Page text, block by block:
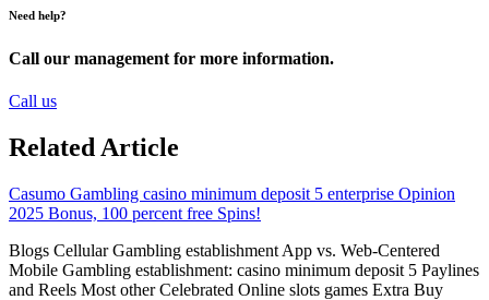
Need help?
Call our management for more information.
Call us
Related Article
Casumo Gambling casino minimum deposit 5 enterprise Opinion
2025 Bonus, 100 percent free Spins!
Blogs Cellular Gambling establishment App vs. Web-Centered
Mobile Gambling establishment: casino minimum deposit 5 Paylines
and Reels Most other Celebrated Online slots games Extra Buy